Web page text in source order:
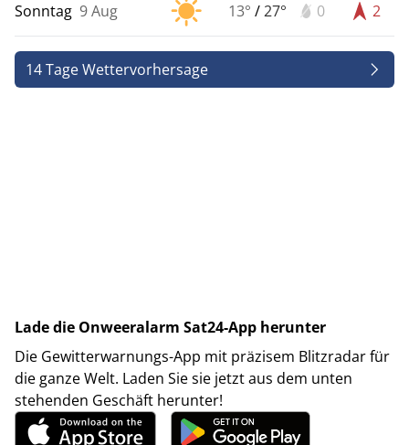
Sonntag 9 Aug 13° /27° 0 2
14 Tage Wettervorhersage
Lade die Onweeralarm Sat24-App herunter
Die Gewitterwarnungs-App mit präzisem Blitzradar für
die ganze Welt. Laden Sie sie jetzt aus dem unten
stehenden Geschäft herunter!